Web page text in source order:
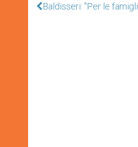
Baldisseri: "Per le